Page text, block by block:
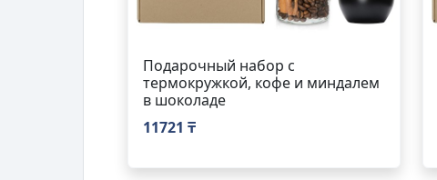
Подарочный набор с
термокружкой, кофе и миндалем
в шоколаде
11721 ₸